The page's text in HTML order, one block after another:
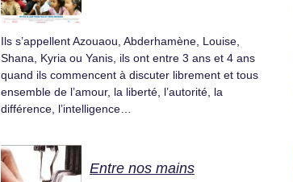
Ils s’appellent Azouaou, Abderhamène, Louise,
Shana, Kyria ou Yanis, ils ont entre 3 ans et 4 ans
quand ils commencent à discuter librement et tous
ensemble de l’amour, la liberté, l’autorité, la
différence, l’intelligence…
Entre nos mains